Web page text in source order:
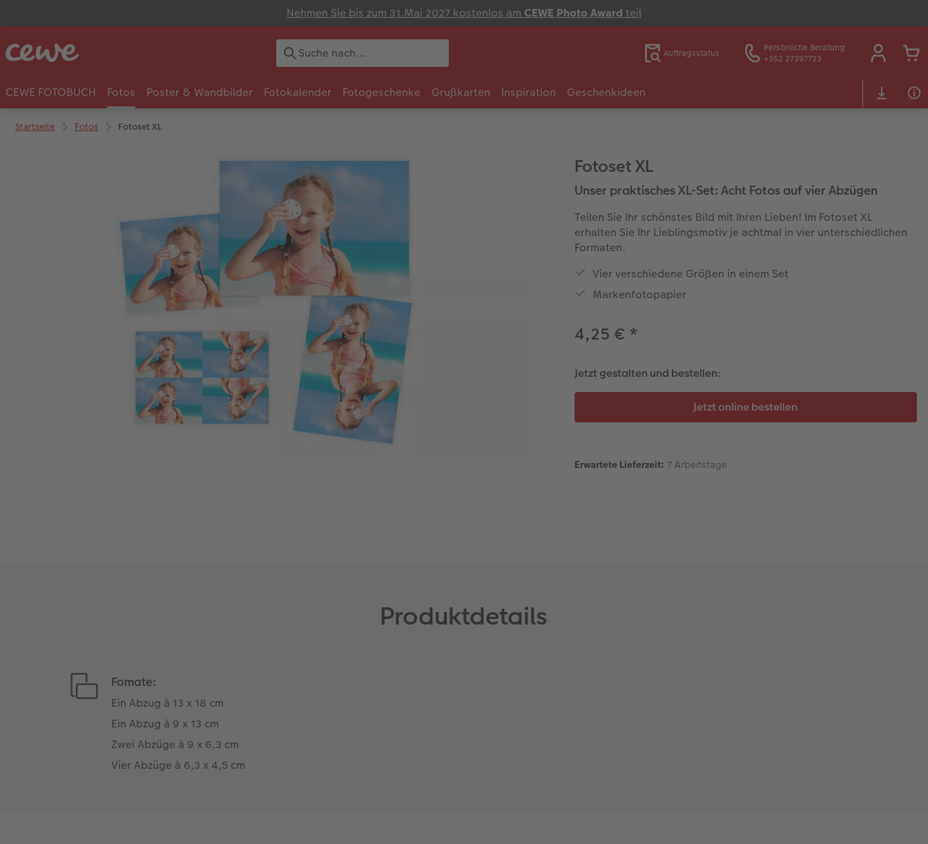
Nehmen Sie bis zum 31.Mai 2027 kostenlos am CEWE Photo Award teil
Auftragsstatus
Persönliche Beratung
+352 27397723
CEWE FOTOBUCH Fotos Poster & Wandbilder Fotokalender Fotogeschenke Grußkarten Inspiration Geschenkideen
Startseite Fotos Fotoset XL
Fotoset XL
Unser praktisches XL-Set: Acht Fotos auf vier Abzügen
Teilen Sie Ihr schönstes Bild mit Ihren Lieben! Im Fotoset XL
erhalten Sie Ihr Lieblingsmotiv je achtmal in vier unterschiedlichen
Formaten.
Vier verschiedene Größen in einem Set
Markenfotopapier
4,25 € *
Jetzt gestalten und bestellen:
Erwartete Lieferzeit: 7 Arbeitstage
Produktdetails
Fomate:
Ein Abzug à 13 x 18 cm
Ein Abzug à 9 x 13 cm
Zwei Abzüge à 9 x 6,3 cm
Vier Abzüge à 6,3 x 4,5 cm